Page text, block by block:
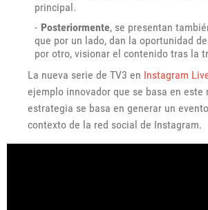
principal.
Posteriormente, se presentan
que por un lado, dan la oportunidad
por otro, visionar el contenido tras la
La nueva serie de TV3 en Instagram
ejemplo innovador que se basa en este
estrategia se basa en generar un
contexto de la red social de Instagram.